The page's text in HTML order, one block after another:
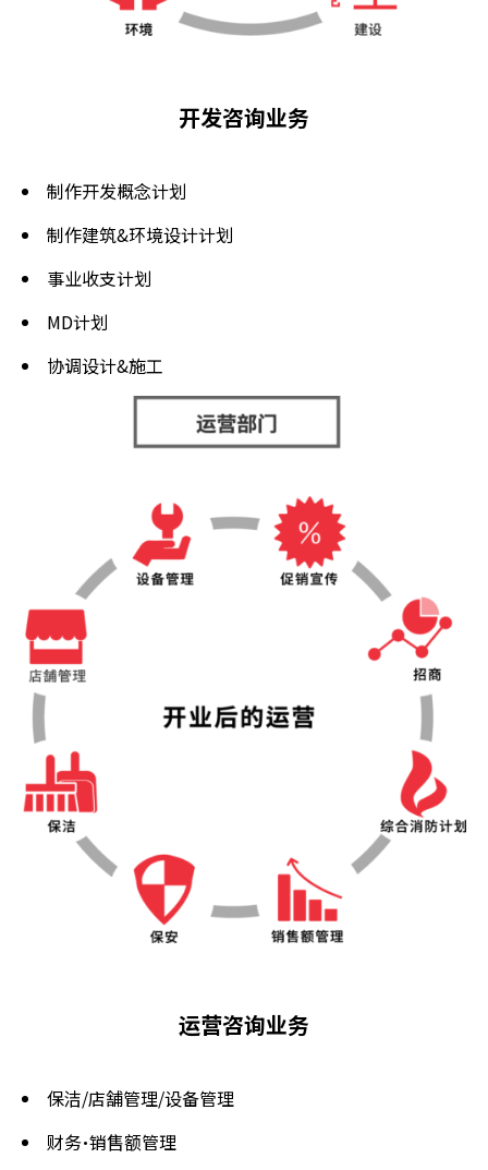
开发咨询业务
制作开发概念计划
制作建筑&环境设计计划
事业收支计划
MD计划
协调设计&施工
运营咨询业务
保洁/店舗管理/设备管理
财务・销售额管理